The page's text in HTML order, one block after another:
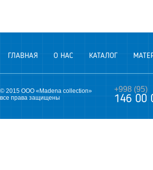
ГЛАВНАЯ О НАС КАТАЛОГ
© 2015 ООО «Madena collection»
все права защищены
+998 (95)
146 00